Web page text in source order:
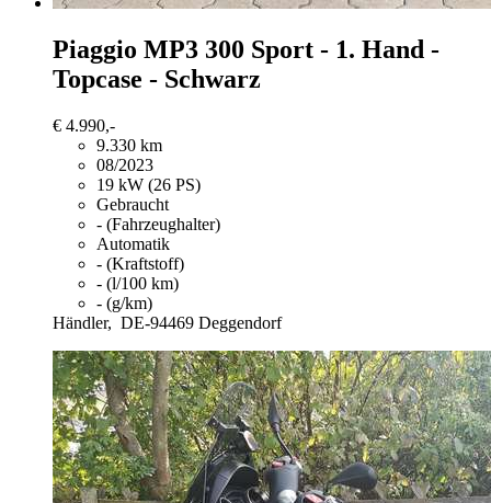
Piaggio MP3 300 Sport - 1. Hand -
Topcase - Schwarz
€ 4.990,-
9.330 km
08/2023
19 kW (26 PS)
Gebraucht
- (Fahrzeughalter)
Automatik
- (Kraftstoff)
- (l/100 km)
- (g/km)
Händler, DE-94469 Deggendorf